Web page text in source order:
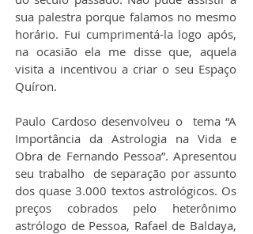
sua palestra porque falamos no mesmo
horário. Fui cumprimentá-la logo após,
na ocasião ela me disse que, aquela
visita a incentivou a criar o seu Espaço
Quíron.
Paulo Cardoso desenvolveu o  tema “A
Importância da Astrologia na Vida e
Obra de Fernando Pessoa”. Apresentou
seu trabalho  de separação por assunto
dos quase 3.000 textos astrológicos. Os
preços cobrados pelo heterônimo
astrólogo de Pessoa, Rafael de Baldaya,